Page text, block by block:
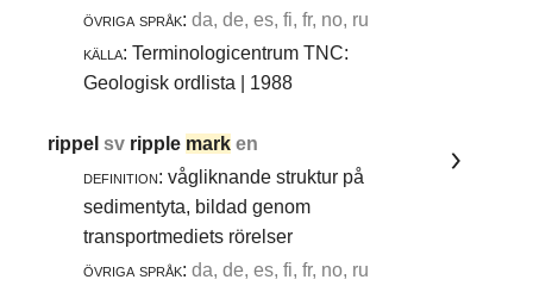
övriga språk: da, de, es, fi, fr, no, ru
källa: Terminologicentrum TNC:
Geologisk ordlista | 1988
rippelsv ripple mark en
definition: vågliknande struktur på
sedimentyta, bildad genom
transportmediets rörelser
övriga språk: da, de, es, fi, fr, no, ru